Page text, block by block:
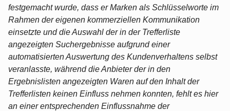
festgemacht wurde, dass er Marken als Schlüsselworte im
Rahmen der eigenen kommerziellen Kommunikation
einsetzte und die Auswahl der in der Trefferliste
angezeigten Suchergebnisse aufgrund einer
automatisierten Auswertung des Kundenverhaltens selbst
veranlasste, während die Anbieter der in den
Ergebnislisten angezeigten Waren auf den Inhalt der
Trefferlisten keinen Einfluss nehmen konnten, fehlt es hier
an einer entsprechenden Einflussnahme der